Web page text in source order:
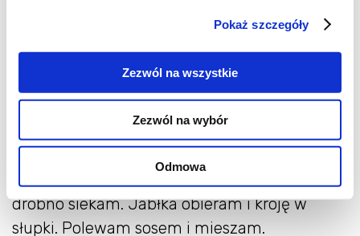
Pokaż szczegóły
Zezwól na wszystkie
Zezwól na wybór
Odmowa
125 ml śmietany 18%
sok z połowy limonki
Składniki sosu miksuję.
Sałatę kroję w paski, mięso tak samo. Dymkę
drobno siekam. Jabłka obieram i kroję w
słupki. Polewam sosem i mieszam.